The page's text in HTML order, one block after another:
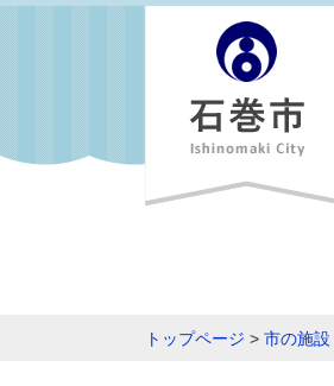
トップページ > 市の施設